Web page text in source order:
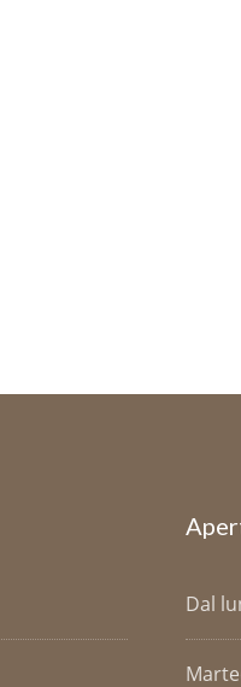
Dal